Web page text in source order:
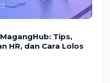
Tips,
HR, dan Cara Lolos